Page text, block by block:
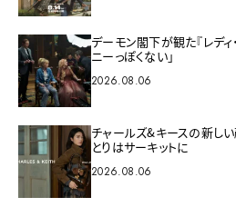
デーモン閣下が観た『レディ
ニーっぽくない」
2026.08.06
チャールズ&キースの新しい
とりはサーキットに
2026.08.06